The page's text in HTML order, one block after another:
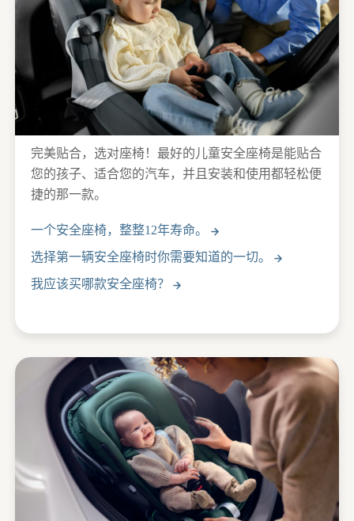
完美贴合，选对座椅！最好的儿童安全座椅是能贴合
您的孩子、适合您的汽车，并且安装和使用都轻松便
捷的那一款。
一个安全座椅，整整12年寿命。
选择第一辆安全座椅时你需要知道的一切。
我应该买哪款安全座椅？